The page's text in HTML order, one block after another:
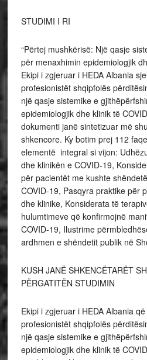
STUDIMI I RI
“Përtej mushkërisë: Një qasje
për menaxhimin epidemiologjik
Ekipi i zgjeruar i HEDA Albania
profesionistët shqipfolës
një qasje sistemike e
epidemiologjik dhe klinik të
dokumenti janë sintetizuar më
shkencore. Ky botim prej 112
elementë integral si vijon:
dhe klinikën e COVID-19,
për pacientët me kushte
COVID-19, Pasqyra praktike për
dhe klinike, Konsiderata të
hulumtimeve që konfirmojnë
COVID-19, Ilustrime
ardhmen e shëndetit publik në
KUSH JANË SHKENCËTARËT
PËRGATITËN STUDIMIN
Ekipi i zgjeruar i HEDA Albania
profesionistët shqipfolës
një qasje sistemike e
epidemiologjik dhe klinik të